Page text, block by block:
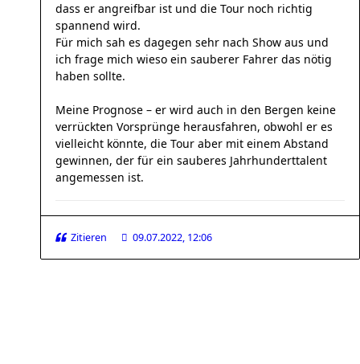
dass er angreifbar ist und die Tour noch richtig
spannend wird.
Für mich sah es dagegen sehr nach Show aus und
ich frage mich wieso ein sauberer Fahrer das nötig
haben sollte.
Meine Prognose – er wird auch in den Bergen keine
verrückten Vorsprünge herausfahren, obwohl er es
vielleicht könnte, die Tour aber mit einem Abstand
gewinnen, der für ein sauberes Jahrhunderttalent
angemessen ist.
Zitieren 09.07.2022, 12:06